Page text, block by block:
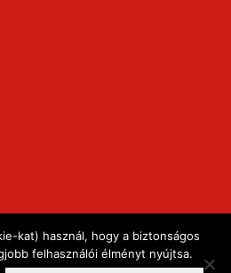
kat) használ, hogy a biztonságos
felhasználói élményt nyújtsa.